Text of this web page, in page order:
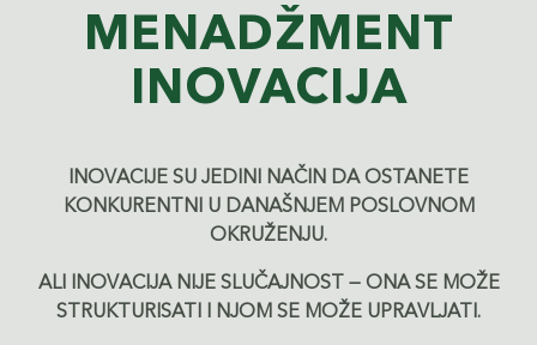
MENADŽMENT
INOVACIJA
INOVACIJE SU JEDINI NAČIN DA OSTANETE
KONKURENTNI U DANAŠNJEM POSLOVNOM
OKRUŽENJU.
ALI INOVACIJA NIJE SLUČAJNOST — ONA SE MOŽE
STRUKTURISATI I NJOM SE MOŽE UPRAVLJATI.